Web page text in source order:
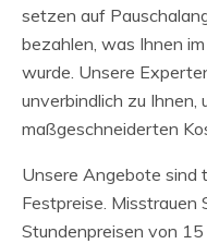
setzen auf
bezahlen, was Ihnen
wurde. Unsere
unverbindlich zu Ihnen,
maßgeschneiderten
Unsere Angebote sind
Festpreise. Misstrauen
Stundenpreisen von